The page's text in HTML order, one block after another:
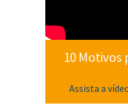
10 Motivos
Assista a